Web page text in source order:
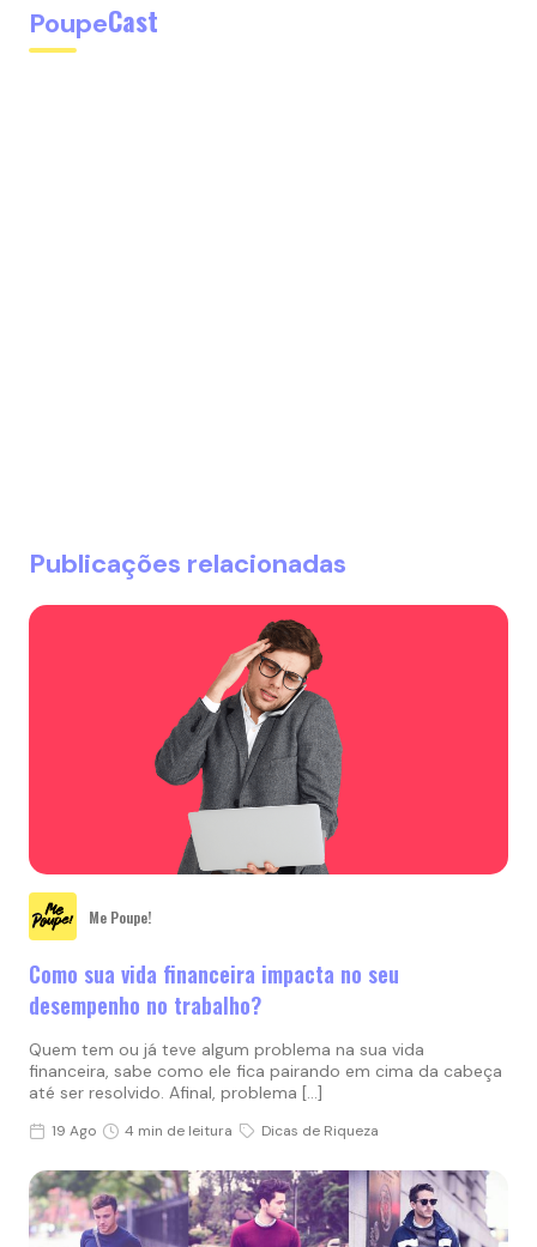
PoupeCast
Publicações relacionadas
Me Poupe!
Como sua vida financeira impacta no seu
desempenho no trabalho?
Quem tem ou já teve algum problema na sua vida
financeira, sabe como ele fica pairando em cima da cabeça
até ser resolvido. Afinal, problema […]
19 Ago 4 min de leitura Dicas de Riqueza